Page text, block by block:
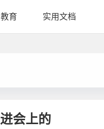
育 实用文档
会上的